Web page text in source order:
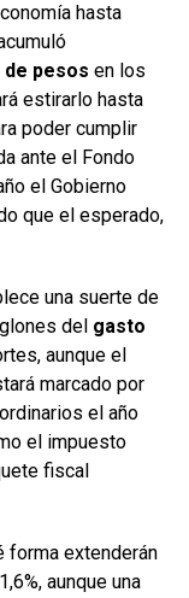
hasta
de pesos en los
estirarlo hasta
poder cumplir
ante el Fondo
el Gobierno
que el esperado,
una suerte de
del gasto
aunque el
marcado por
el año
el impuesto
fiscal
forma extenderán
aunque una